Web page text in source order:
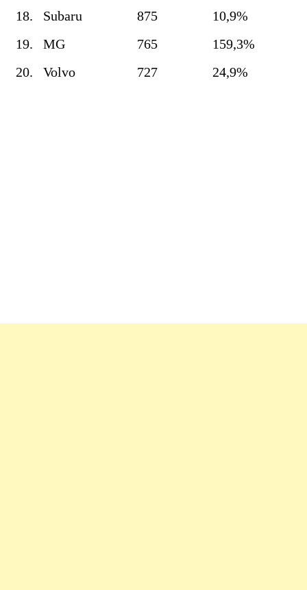
18.
Subaru 875
10,9%
19.
MG 765
159,3%
20.
Volvo 727 24,9%